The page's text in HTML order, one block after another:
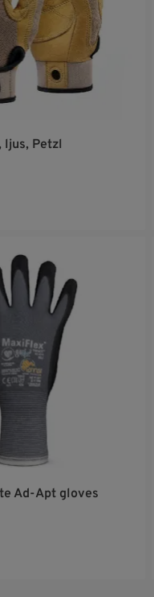
ljus, Petzl
Ad-Apt gloves